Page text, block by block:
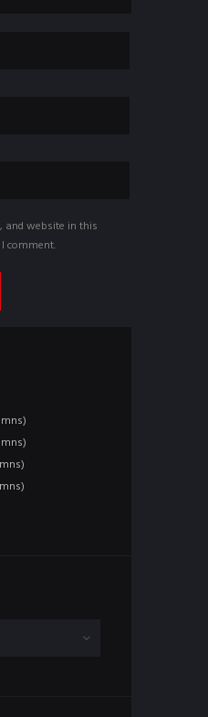
and website in this
comment.